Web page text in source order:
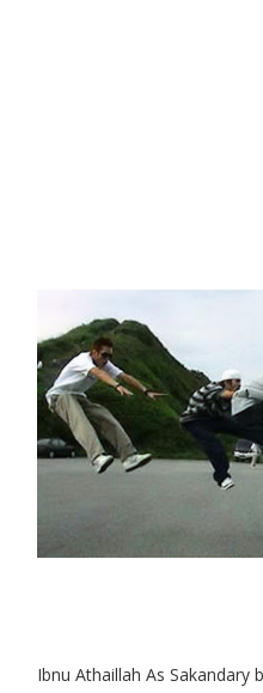
Ibnu Athaillah As Sakandary